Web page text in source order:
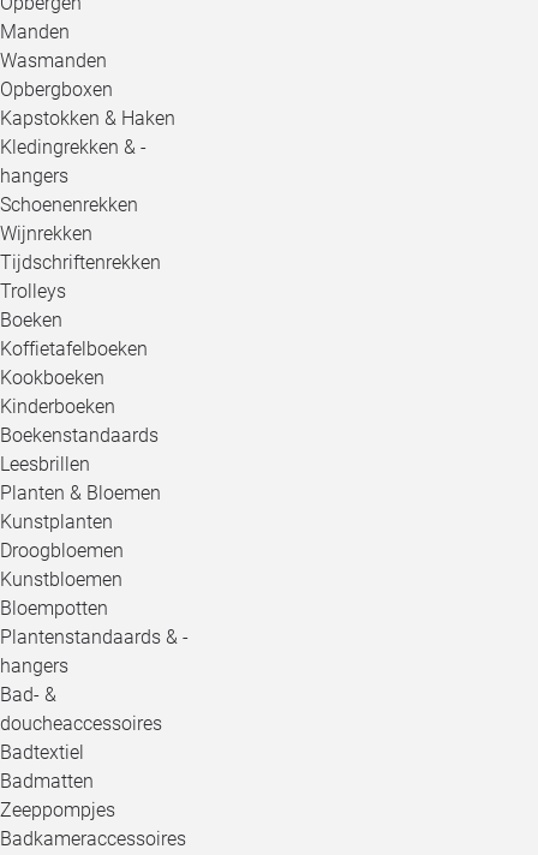
Manden
Wasmanden
Opbergboxen
Kapstokken & Haken
Kledingrekken & -
hangers
Schoenenrekken
Wijnrekken
Tijdschriftenrekken
Trolleys
Boeken
Koffietafelboeken
Kookboeken
Kinderboeken
Boekenstandaards
Leesbrillen
Planten & Bloemen
Kunstplanten
Droogbloemen
Kunstbloemen
Bloempotten
Plantenstandaards & -
hangers
Bad- &
doucheaccessoires
Badtextiel
Badmatten
Zeeppompjes
Badkameraccessoires